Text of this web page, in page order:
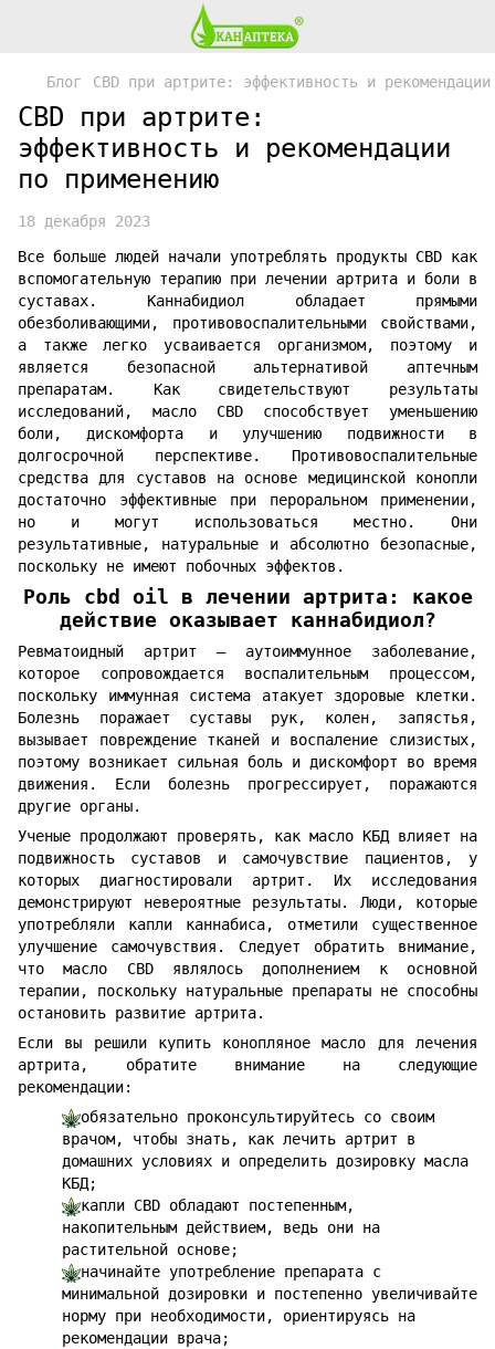
Блог CBD при артрите: эффективность и
CBD при артрите:
эффективность и рекомендации
по применению
18 декабря 2023
Все больше людей начали употреблять продукты CBD как
вспомогательную терапию при лечении артрита и боли в
суставах. Каннабидиол обладает прямыми
обезболивающими, противовоспалительными свойствами,
а также легко усваивается организмом, поэтому и
является безопасной альтернативой аптечным
препаратам. Как свидетельствуют результаты
исследований, масло CBD способствует уменьшению
боли, дискомфорта и улучшению подвижности в
долгосрочной перспективе. Противовоспалительные
средства для суставов на основе медицинской конопли
достаточно эффективные при пероральном применении,
но и могут использоваться местно. Они
результативные, натуральные и абсолютно безопасные,
поскольку не имеют побочных эффектов.
Роль cbd oil в лечении артрита: какое
действие оказывает каннабидиол?
Ревматоидный артрит — аутоиммунное заболевание,
которое сопровождается воспалительным процессом,
поскольку иммунная система атакует здоровые клетки.
Болезнь поражает суставы рук, колен, запястья,
вызывает повреждение тканей и воспаление слизистых,
поэтому возникает сильная боль и дискомфорт во время
движения. Если болезнь прогрессирует, поражаются
другие органы.
Ученые продолжают проверять, как масло КБД влияет на
подвижность суставов и самочувствие пациентов, у
которых диагностировали артрит. Их исследования
демонстрируют невероятные результаты. Люди, которые
употребляли капли каннабиса, отметили существенное
улучшение самочувствия. Следует обратить внимание,
что масло CBD являлось дополнением к основной
терапии, поскольку натуральные препараты не способны
остановить развитие артрита.
Если вы решили купить конопляное масло для лечения
артрита, обратите внимание на следующие
рекомендации:
обязательно проконсультируйтесь со своим
врачом, чтобы знать, как лечить артрит в
домашних условиях и определить дозировку масла
КБД;
капли CBD обладают постепенным,
накопительным действием, ведь они на
растительной основе;
начинайте употребление препарата с
минимальной дозировки и постепенно увеличивайте
норму при необходимости, ориентируясь на
рекомендации врача;